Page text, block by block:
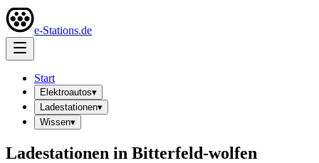
e-Stations.de
Start
Elektroautos▾
Ladestationen▾
Wissen▾
Ladestationen in Bitterfeld-wolfen